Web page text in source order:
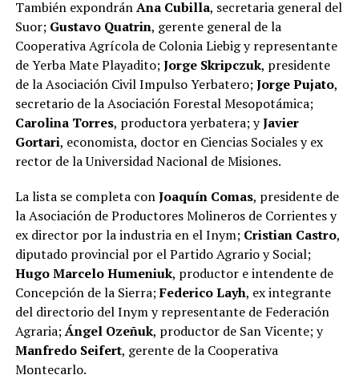
También expondránAna Cubilla, secretaria general del
Suor; Gustavo Quatrin, gerente general de la
Cooperativa Agrícola de Colonia Liebig y representante
de Yerba Mate Playadito;Jorge Skripczuk, presidente
de la Asociación Civil Impulso Yerbatero;Jorge Pujato,
secretario de la Asociación Forestal Mesopotámica;
Carolina Torres, productora yerbatera; yJavier
Gortari, economista, doctor en Ciencias Sociales y ex
rector de la Universidad Nacional de Misiones.
La lista se completa conJoaquín Comas, presidente de
la Asociación de Productores Molineros de Corrientes y
ex director por la industria en el Inym; Cristian Castro,
diputado provincial por el Partido Agrario y Social;
Hugo Marcelo Humeniuk, productor e intendente de
Concepción de la Sierra;Federico Layh, ex integrante
del directorio del Inym y representante de Federación
Agraria;Ángel Ozeñuk, productor de San Vicente; y
Manfredo Seifert, gerente de la Cooperativa
Montecarlo.